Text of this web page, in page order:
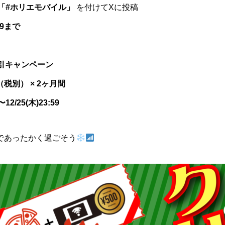
#ホリエモバイル」 を付けてXに投稿
まで
キャンペーン
税別） × 2ヶ月間
12/25(木)23:59
ったかく過ごそう